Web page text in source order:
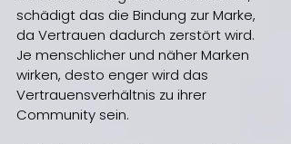
schädigt das die Bindung zur Marke,
da Vertrauen dadurch zerstört wird.
Je menschlicher und näher Marken
wirken, desto enger wird das
Vertrauensverhältnis zu ihrer
Community sein.